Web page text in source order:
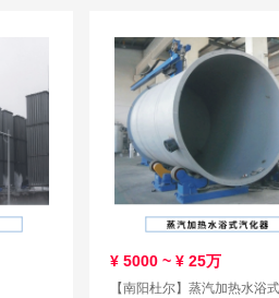
¥ 5000 ~ ¥ 25万
【南阳杜尔】蒸汽加热水浴